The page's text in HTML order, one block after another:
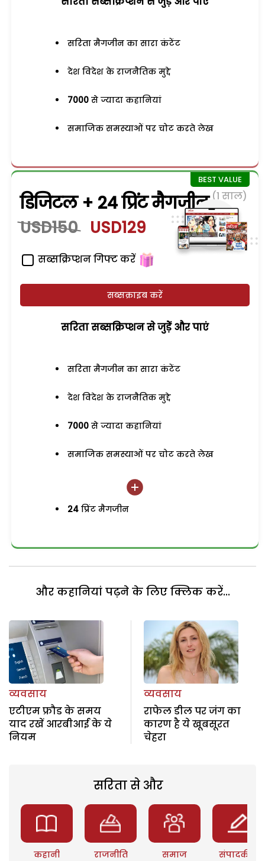
सरिता मैगजीन का सारा कंटेंट
देश विदेश के राजनैतिक मुद्दे
7000 से ज्यादा कहानियां
समाजिक समस्याओं पर चोट करते लेख
डिजिटल + 24 प्रिंट मैगजीन (1 साल)
USD150 USD129
सब्सक्रिप्शन गिफ्ट करें
सब्सक्राइब करें
सरिता सब्सक्रिप्शन से जुड़ेें और पाएं
सरिता मैगजीन का सारा कंटेंट
देश विदेश के राजनैतिक मुद्दे
7000 से ज्यादा कहानियां
समाजिक समस्याओं पर चोट करते लेख
24 प्रिंट मैगजीन
और कहानियां पढ़ने के लिए क्लिक करें...
व्यवसाय
एटीएम फ्रौड के समय
याद रखें आरबीआई के ये
नियम
व्यवसाय
राफेल डील पर जंग का
कारण है ये खूबसूरत
चेहरा
सरिता से और
कहानी राजनीति समाज संपादकीय